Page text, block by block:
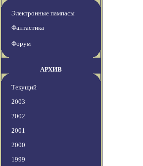
Электронные пампасы
Фантастика
Форум
АРХИВ
Текущий
2003
2002
2001
2000
1999